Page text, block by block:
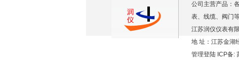
公司主营产品：
表、线缆、阀门
江苏润仪仪表有
地 址：江苏金湖
管理登陆 ICP备: